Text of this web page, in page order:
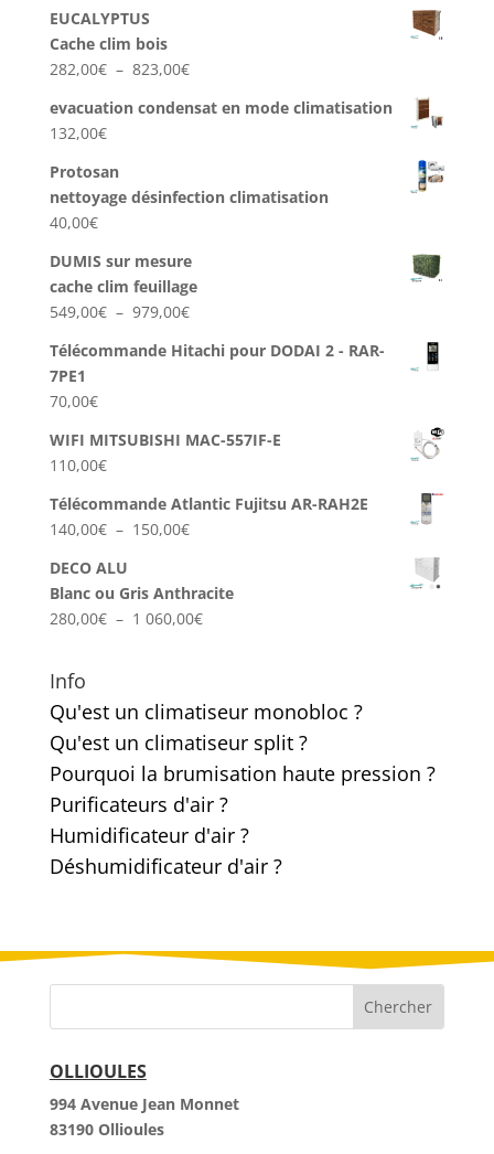
EUCALYPTUS
Cache clim bois
282,00€ – 823,00€Plage
prix :
823,00€
evacuation condensat en mode climatisation
132,00€
Protosan
nettoyage désinfection climatisation
40,00€
DUMIS sur mesure
cache clim feuillage
549,00€ – 979,00€Plage
prix :
979,00€
Télécommande Hitachi pour DODAI 2 - RAR-
7PE1
70,00€
WIFI MITSUBISHI MAC-557IF-E
110,00€
Télécommande Atlantic Fujitsu AR-RAH2E
140,00€ – 150,00€Plage
140,00€
à
DECO ALU
Blanc ou Gris Anthracite
280,00€ – 1 060,00€Plage
à
1
060,00€
Info
Qu'est un climatiseur monobloc ?
Qu'est un climatiseur split ?
Pourquoi la brumisation haute pression ?
Purificateurs d'air ?
Humidificateur d'air ?
Déshumidificateur d'air ?
OLLIOULES
994 Avenue Jean Monnet
83190 Ollioules